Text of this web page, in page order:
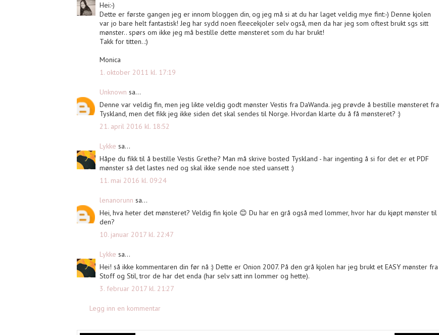
Hei:-)
Dette er første gangen jeg er innom bloggen din, og jeg må si at du har laget veldig mye fint:-) Denne kjolen
var jo bare helt fantastisk! Jeg har sydd noen fleecekjoler selv også, men da har jeg som oftest brukt sgs sitt
mønster.. spørs om ikke jeg må bestille dette mønsteret som du har brukt!
Takk for titten..:)
Monica
1. oktober 2011 kl. 17:19
Unknown sa...
Denne var veldig fin, men jeg likte veldig godt mønster Vestis fra DaWanda. jeg prøvde å bestille mønsteret fra
Tyskland, men det fikk jeg ikke siden det skal sendes til Norge. Hvordan klarte du å få mønsteret? :)
21. april 2016 kl. 18:52
Lykke sa...
Håpe du fikk til å bestille Vestis Grethe? Man må skrive bosted Tyskland - har ingenting å si for det er et PDF
mønster så det lastes ned og skal ikke sende noe sted uansett :)
11. mai 2016 kl. 09:24
lenanorunn sa...
Hei, hva heter det mønsteret? Veldig fin kjole 😊 Du har en grå også med lommer, hvor har du kjøpt mønster til
den?
10. januar 2017 kl. 22:47
Lykke sa...
Hei! så ikke kommentaren din før nå :) Dette er Onion 2007. På den grå kjolen har jeg brukt et EASY mønster fra
Stoff og Stil, tror de har det enda (har selv satt inn lommer og hette).
3. februar 2017 kl. 21:27
Legg inn en kommentar